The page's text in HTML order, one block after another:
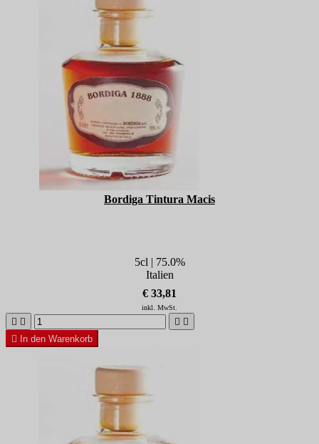
Bordiga Tintura Macis
5cl | 75.0%
Italien
€ 33,81
inkl. MwSt.
   

In den Warenkorb